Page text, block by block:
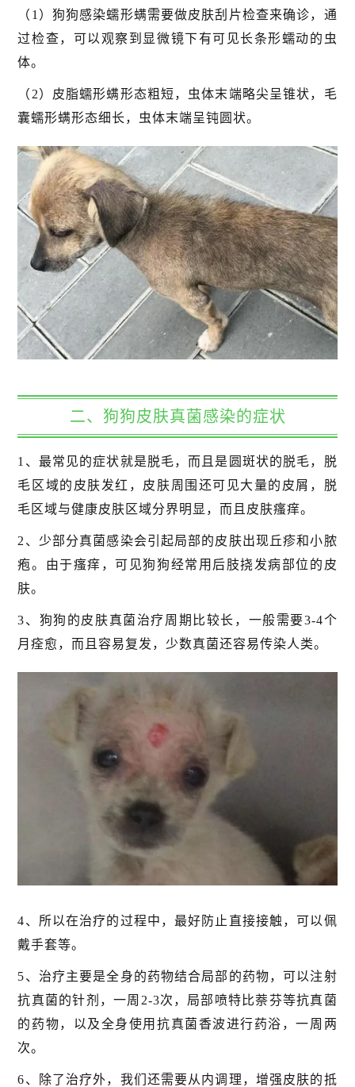
（1）狗狗感染蠕形螨需要做皮肤刮片检查来确诊，通
过检查，可以观察到显微镜下有可见长条形蠕动的虫
体。
（2）皮脂蠕形螨形态粗短，虫体末端略尖呈锥状，毛
囊蠕形螨形态细长，虫体末端呈钝圆状。
二、狗狗皮肤真菌感染的症状
1、最常见的症状就是脱毛，而且是圆斑状的脱毛，脱
毛区域的皮肤发红，皮肤周围还可见大量的皮屑，脱
毛区域与健康皮肤区域分界明显，而且皮肤瘙痒。
2、少部分真菌感染会引起局部的皮肤出现丘疹和小脓
疱。由于瘙痒，可见狗狗经常用后肢挠发病部位的皮
肤。
3、狗狗的皮肤真菌治疗周期比较长，一般需要3-4个
月痊愈，而且容易复发，少数真菌还容易传染人类。
4、所以在治疗的过程中，最好防止直接接触，可以佩
戴手套等。
5、治疗主要是全身的药物结合局部的药物，可以注射
抗真菌的针剂，一周2-3次，局部喷特比萘芬等抗真菌
的药物，以及全身使用抗真菌香波进行药浴，一周两
次。
6、除了治疗外，我们还需要从内调理，增强皮肤的抵